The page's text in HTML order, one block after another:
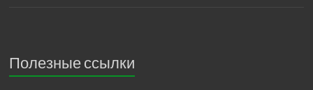
Полезные ссылки